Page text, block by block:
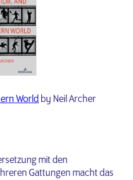
World by Neil Archer
mit den
Gattungen macht das